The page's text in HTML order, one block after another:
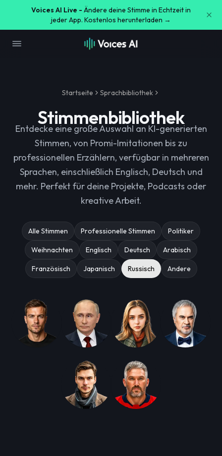
Voices AI Live - Ändere deine Stimme in Echtzeit in
jeder App. Kostenlos herunterladen →
Startseite Sprachbibliothek
Stimmenbibliothek
Entdecke eine große Auswahl an KI-generierten
Stimmen, von Promi-Imitationen bis zu
professionellen Erzählern, verfügbar in mehreren
Sprachen, einschließlich Englisch, Deutsch und
mehr. Perfekt für deine Projekte, Podcasts oder
kreative Arbeit.
Alle Stimmen Professionelle Stimmen Politiker
Weihnachten Englisch Deutsch Arabisch
Französisch Japanisch Russisch Andere